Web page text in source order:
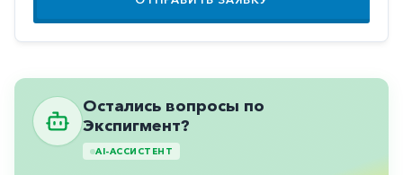
Противоэпилептические
Пульмонология
Сердечные
Сосудистые
Остались вопросы по
Экспигмент?
AI-АССИСТЕНТ